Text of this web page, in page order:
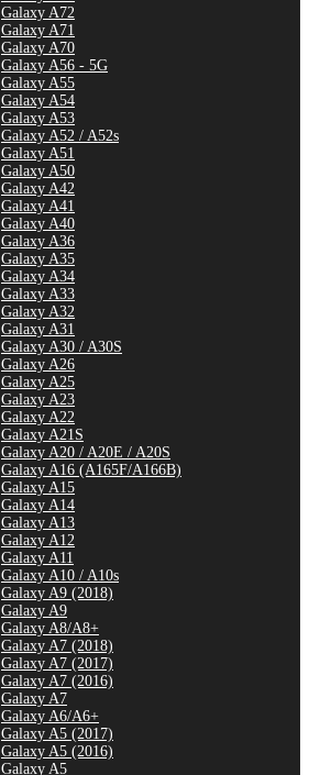
Galaxy A72
Galaxy A71
Galaxy A70
Galaxy A56 - 5G
Galaxy A55
Galaxy A54
Galaxy A53
Galaxy A52 / A52s
Galaxy A51
Galaxy A50
Galaxy A42
Galaxy A41
Galaxy A40
Galaxy A36
Galaxy A35
Galaxy A34
Galaxy A33
Galaxy A32
Galaxy A31
Galaxy A30 / A30S
Galaxy A26
Galaxy A25
Galaxy A23
Galaxy A22
Galaxy A21S
Galaxy A20 / A20E / A20S
Galaxy A16 (A165F/A166B)
Galaxy A15
Galaxy A14
Galaxy A13
Galaxy A12
Galaxy A11
Galaxy A10 / A10s
Galaxy A9 (2018)
Galaxy A9
Galaxy A8/A8+
Galaxy A7 (2018)
Galaxy A7 (2017)
Galaxy A7 (2016)
Galaxy A7
Galaxy A6/A6+
Galaxy A5 (2017)
Galaxy A5 (2016)
Galaxy A5